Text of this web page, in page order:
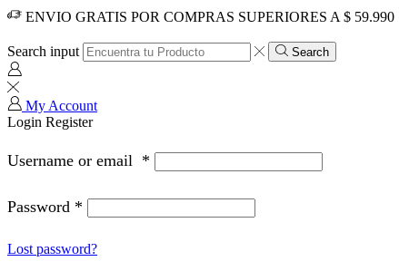
ENVIO GRATIS POR COMPRAS SUPERIORES A $ 59.990
Search input Search
My Account
Login Register
Username or email *
Password *
Lost password?